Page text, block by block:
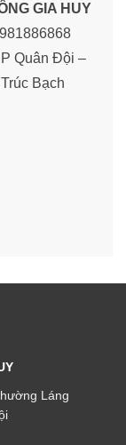
GIA HUY
Quân Đội –
Bạch
Láng